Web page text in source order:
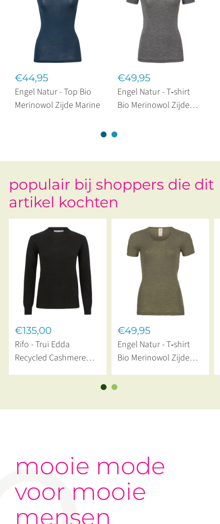
€44,95
Engel Natur - Top Bio
Merinowol Zijde Marine
€49,95
Engel Natur - T‑shirt
Bio Merinowol Zijde
populair bij shoppers die dit
artikel kochten
€135,00
Rifo - Trui Edda
Recycled Cashmere
€49,95
Engel Natur - T‑shirt
Bio Merinowol Zijde
mooie mode
voor mooie
mensen